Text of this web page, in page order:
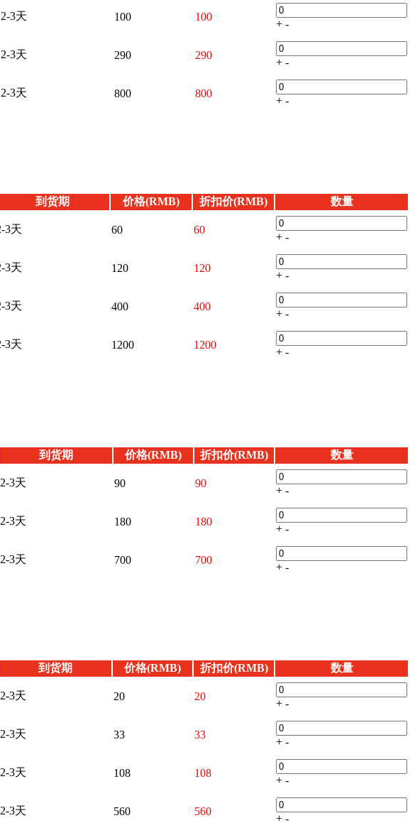
2-3天 100 100
+ -
2-3天 290 290
+ -
2-3天 800 800
+ -
到货期 价格(RMB) 折扣价(RMB) 数量
3天 60 60
+ -
3天 120 120
+ -
3天 400 400
+ -
3天 1200 1200
+ -
到货期 价格(RMB) 折扣价(RMB) 数量
2-3天 90 90
+ -
2-3天 180 180
+ -
2-3天 700 700
+ -
到货期 价格(RMB) 折扣价(RMB) 数量
2-3天 20 20
+ -
2-3天 33 33
+ -
2-3天 108 108
+ -
2-3天 560 560
+ -